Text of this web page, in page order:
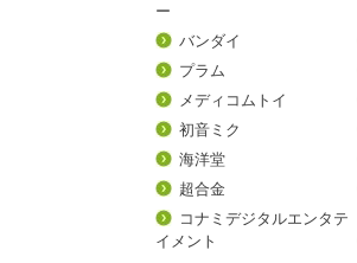
ー
バンダイ
プラム
メディコムトイ
初音ミク
海洋堂
超合金
コナミデジタルエンタテ
イメント